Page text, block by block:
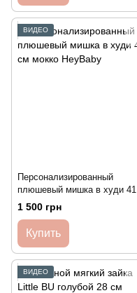
ВИДЕО
Персонализированный
плюшевый мишка в худи 41
см мокко HeyBaby
1 500 грн
Купить
ВИДЕО